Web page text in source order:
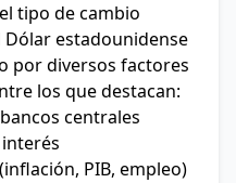
tipo de cambio
estadounidense
por diversos factores
los que destacan:
centrales
PIB, empleo)